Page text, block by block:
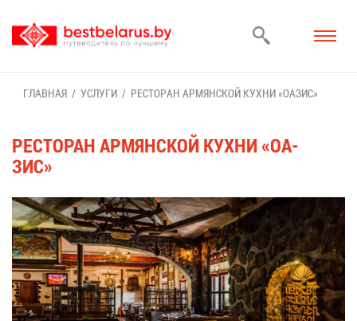
ГЛАВ­НАЯ УСЛУ­ГИ РЕ­СТО­РАН АР­МЯН­СКОЙ КУХ­НИ «ОА­ЗИС»
РЕ­СТО­РАН АР­МЯН­СКОЙ КУХ­НИ «ОА­
ЗИС»